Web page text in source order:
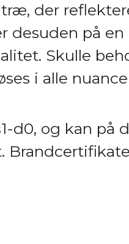
der
desuden på en
Skulle
i alle
d0, og kan på